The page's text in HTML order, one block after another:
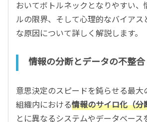
おいてボトルネックとなりやすい、
ルの限界、そして心理的なバイア
な原因について詳しく解説します。
情報の分断とデータの不整合
意思決定のスピードを鈍らせる最大
組織内における情報のサイロ化（分
とに異なるシステムやデータベース